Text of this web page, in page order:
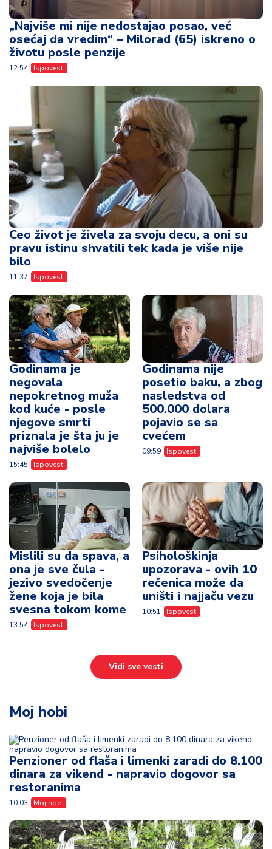
„Najviše mi nije nedostajao posao, već
osećaj da vredim“ – Milorad (65) iskreno o
životu posle penzije
12:54 Ispovesti
Ceo život je živela za svoju decu, a oni su
pravu istinu shvatili tek kada je više nije
bilo
11:37 Ispovesti
Godinama je
negovala
nepokretnog muža
kod kuće - posle
njegove smrti
priznala je šta ju je
najviše bolelo
15:45 Ispovesti
Godinama nije
posetio baku, a zbog
nasledstva od
500.000 dolara
pojavio se sa
cvećem
09:59 Ispovesti
Mislili su da spava, a
ona je sve čula -
jezivo svedočenje
žene koja je bila
svesna tokom kome
13:54 Ispovesti
Psihološkinja
upozorava - ovih 10
rečenica može da
uništi i najjaču vezu
10:51 Ispovesti
Vidi sve vesti
Moj hobi
Penzioner od flaša i limenki zaradi do 8.100
dinara za vikend - napravio dogovor sa
restoranima
10:03 Moj hobi